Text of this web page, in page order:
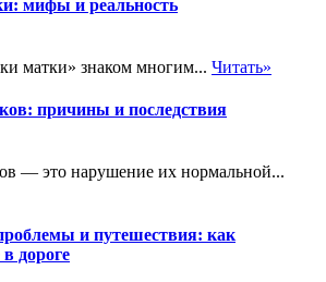
мифы и реальность
матки» знаком многим... Читать»
причины и последствия
— это нарушение их нормальной...
и путешествия: как
дороге